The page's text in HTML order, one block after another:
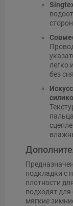
легко
без
подкладки с
плотности
подходят
мягкие